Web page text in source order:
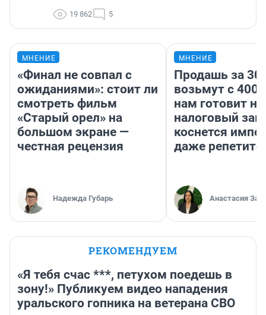
19 862 5
МНЕНИЕ
«Финал не совпал с
ожиданиями»: стоит ли
смотреть фильм
«Старый орел» на
большом экране —
честная рецензия
Надежда Губарь
МНЕНИЕ
Продашь за
возьмут с
нам готовит
налоговый
коснется
даже
Анастасия
РЕКОМЕНДУЕМ
«Я тебя счас ***, петухом поедешь в
зону!» Публикуем видео нападения
уральского гопника на ветерана СВО